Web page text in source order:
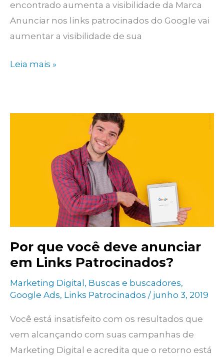
encontrado aumenta a visibilidade da Marca
Anunciar nos links patrocinados do Google vai
aumentar a visibilidade de sua
16
Patrocinados
Leia mais »
Por que você deve anunciar
em Links Patrocinados?
Marketing Digital , Buscas e buscadores,
Google Ads, Links Patrocinados / junho 3, 2019
Você está insatisfeito com os resultados que
vem alcançando com suas campanhas de
Marketing Digital e acredita que o retorno está